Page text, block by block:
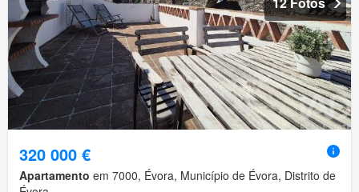
320 000 €
Apartamento em 7000, Évora, Município de Évora, Distrito de